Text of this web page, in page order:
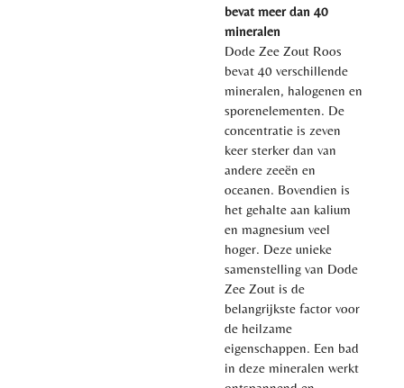
bevat meer dan 40
mineralen
Dode Zee Zout Roos
bevat 40 verschillende
mineralen, halogenen en
sporenelementen. De
concentratie is zeven
keer sterker dan van
andere zeeën en
oceanen. Bovendien is
het gehalte aan kalium
en magnesium veel
hoger. Deze unieke
samenstelling van Dode
Zee Zout is de
belangrijkste factor voor
de heilzame
eigenschappen. Een bad
in deze mineralen werkt